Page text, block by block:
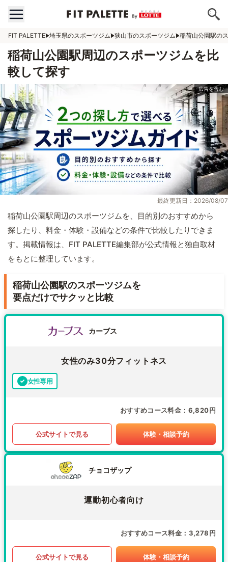
FIT PALETTE 埼玉県のスポーツジム 狭山市のスポーツジム 稲荷山公園駅の
稲荷山公園駅周辺のスポーツジムを比
較して探す
最終更新日：2026/08/07
稲荷山公園駅周辺のスポーツジムを、目的別のおすすめから
探したり、料金・体験・設備などの条件で比較したりできま
す。掲載情報は、FIT PALETTE編集部が公式情報と独自取材
をもとに整理しています。
稲荷山公園駅のスポーツジムを
要点だけでサクッと比較
カーブス
女性のみ30分フィットネス
女性専用
おすすめコース料金 6,820円
公式サイトで見る 体験・相談予約
チョコザップ
運動初心者向け
おすすめコース料金 3,278円
公式サイトで見る 体験・相談予約